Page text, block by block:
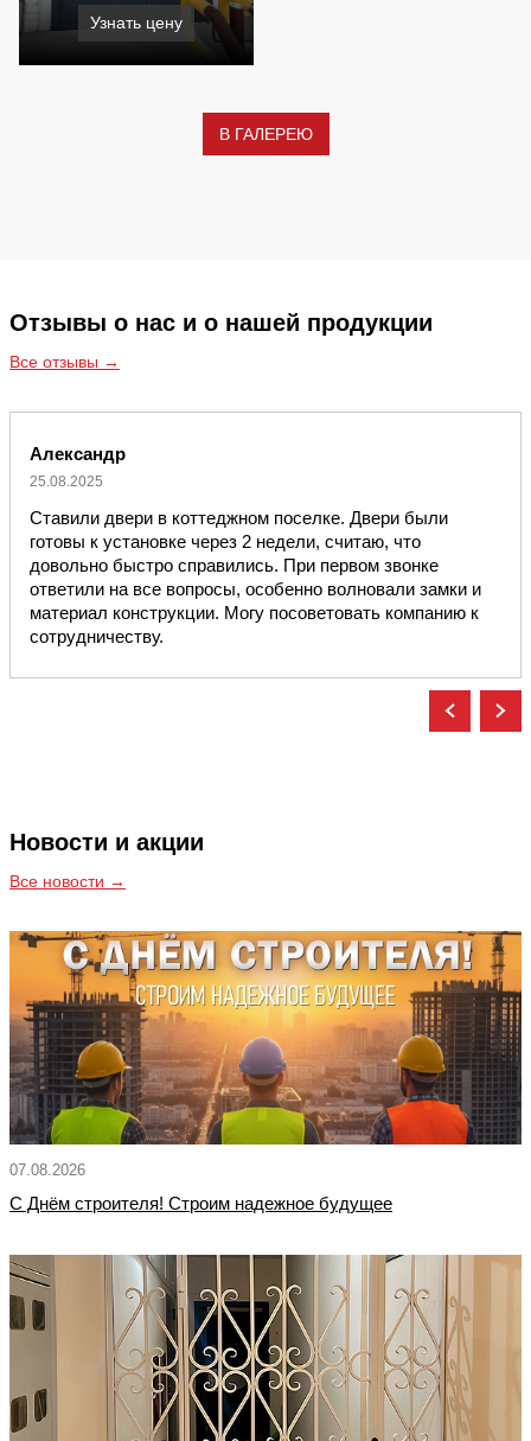
Узнать цену
В ГАЛЕРЕЮ
Отзывы о нас и о нашей продукции
Все отзывы →
Александр
25.08.2025
Ставили двери в коттеджном поселке. Двери были
готовы к установке через 2 недели, считаю, что
довольно быстро справились. При первом звонке
ответили на все вопросы, особенно волновали замки и
материал конструкции. Могу посоветовать компанию к
сотрудничеству.
Новости и акции
Все новости →
07.08.2026
С Днём строителя! Строим надежное будущее